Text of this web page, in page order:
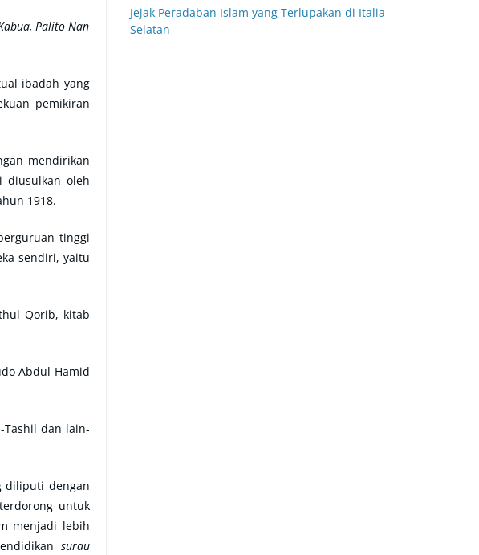
Palito Nan
ibadah yang
pemikiran
mendirikan
diusulkan oleh
1918.
tinggi
sendiri, yaitu
Qorib, kitab
Abdul Hamid
Tashil dan lain-
diliputi dengan
untuk
menjadi lebih
surau
Jejak Peradaban Islam yang Terlupakan di Italia
Selatan